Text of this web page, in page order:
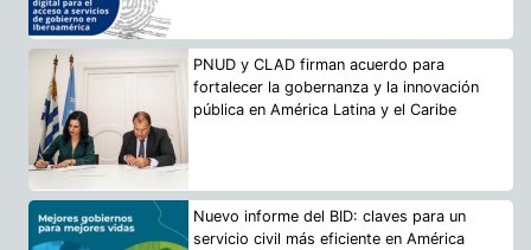
PNUD y CLAD firman acuerdo para
fortalecer la gobernanza y la innovación
pública en América Latina y el Caribe
Nuevo informe del BID: claves para un
servicio civil más eficiente en América